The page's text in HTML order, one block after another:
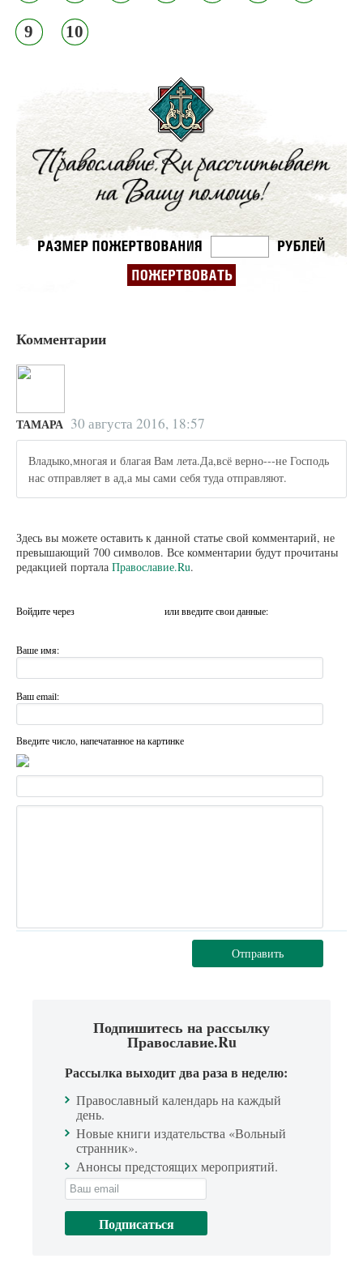
9 10
Комментарии
ТАМАРА 30 августа 2016, 18:57
Владыко,многая и благая Вам лета.Да,всё верно---не Господь
нас отправляет в ад,а мы сами себя туда отправляют.
Здесь вы можете оставить к данной статье свой комментарий, не
превышающий 700 символов. Все комментарии будут прочитаны
редакцией портала Православие.Ru.
Войдите через или введите свои данные:
Ваше имя:
Ваш email:
Введите число, напечатанное на картинке
Отправить
Подпишитесь на рассылку
Православие.Ru
Рассылка выходит два раза в неделю:
Православный календарь на каждый
день.
Новые книги издательства «Вольный
странник».
Анонсы предстоящих мероприятий.